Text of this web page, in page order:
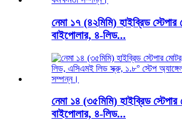
নেমা ১৭ (৪২মিমি) হাইব্রিড
বাইপোলার, ৪-লিড...
নেমা ১৪ (৩৫মিমি) হাইব্রিড
বাইপোলার, ৪-লিড...